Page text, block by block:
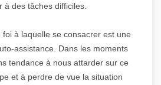
à des tâches difficiles.
à laquelle se consacrer est une
assistance. Dans les moments
tendance à nous attarder sur ce
et à perdre de vue la situation